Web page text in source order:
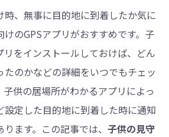
時、無事に目的地に到着したか気に
のGPSアプリがおすすめです。子
リをインストールしておけば、どん
たのかなどの詳細をいつでもチェッ
供の居場所がわかるアプリによっ
設定した目的地に到着した時に通知
ます。この記事では、 子供の見守